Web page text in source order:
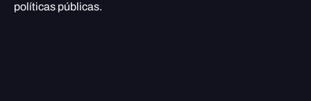
políticas públicas.